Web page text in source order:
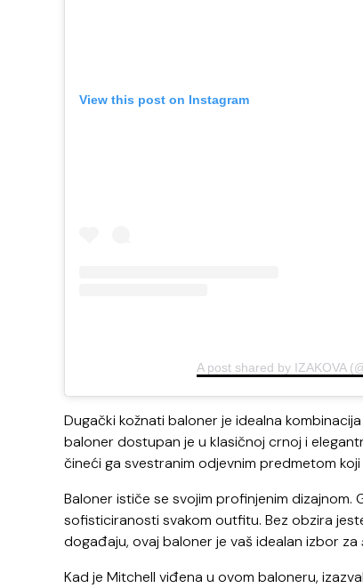
View this post on Instagram
A post shared by IZAKOVA
Dugački kožnati baloner je idealna
baloner dostupan je u klasičnoj crnoj i
čineći ga svestranim odjevnim predmetom
Baloner ističe se svojim profinjenim
sofisticiranosti svakom outfitu. Bez obzira
događaju, ovaj baloner je vaš idealan izbor za
Kad je Mitchell viđena u ovom baloneru,